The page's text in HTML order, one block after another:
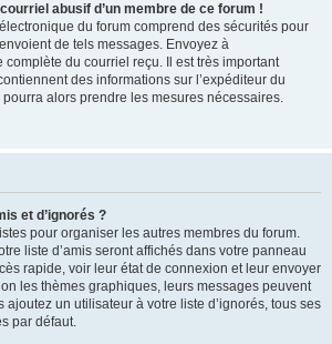
abusif d’un membre de ce forum !
du forum comprend des sécurités pour
de tels messages. Envoyez à
complète du courriel reçu. Il est très important
des informations sur l’expéditeur du
pourra alors prendre les mesures nécessaires.
et d’ignorés ?
pour organiser les autres membres du forum.
liste d’amis seront affichés dans votre panneau
rapide, voir leur état de connexion et leur envoyer
les thèmes graphiques, leurs messages peuvent
ajoutez un utilisateur à votre liste d’ignorés, tous ses
par défaut.